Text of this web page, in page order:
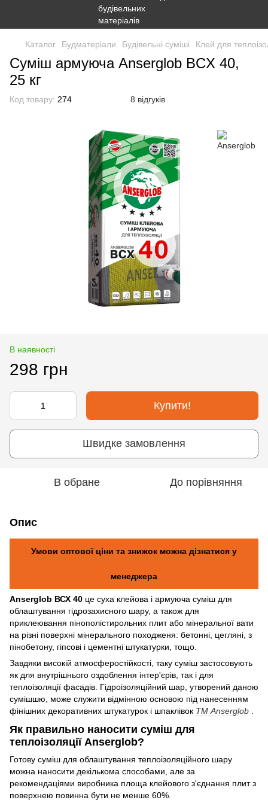
Каталог Будматеріали Будівельні суміші Клей для
Суміш армуюча Anserglob BCX 40,
25 кг
Код товару: 274 8 відгуків
В наявності
298 грн
Купити!
Швидке замовлення
В обране До порівняння
Опис
Умови оптової ціни та знижок можна дізнатися у
менеджера
Anserglob ВСХ 40 це суха клейова і армуюча суміш для
облаштування гідрозахисного шару, а також для
приклеювання пінополістирольних плит або мінеральної вати
на різні поверхні мінерального походженя: бетонні, цегляні, з
пінобетону, гіпсові і цементні штукатурки, тощо.
Завдяки високій атмосферостійкості, таку суміш застосовують
як для внутрішнього оздоблення інтер'єрів, так і для
теплоізоляції фасадів. Гідроізоляційний шар, утворений даною
сумішшю, може служити відмінною основою під нанесенням
фінішних декоративних штукатурок і шпаклівок ТМ Anserglob
Як правильно наносити суміш для
теплоізоляції Anserglob?
Готову суміш для облаштування теплоізоляційного шару
можна наносити декількома способами, але за
рекомендаціями виробника площа клейового з'єднання плит з
поверхнею повинна бути не менше 60%.